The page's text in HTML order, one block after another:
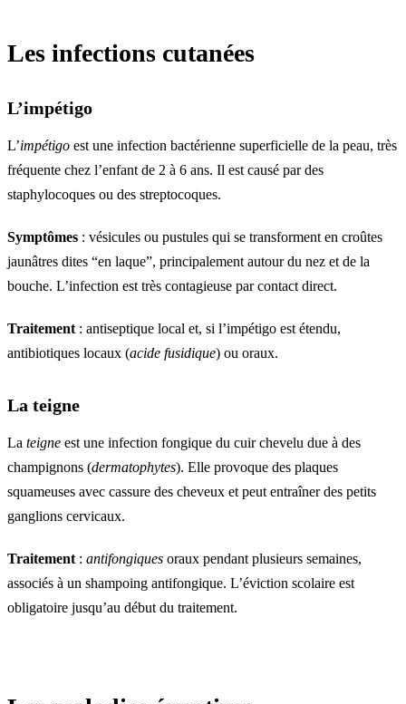
Les infections cutanées
L’impétigo
L’impétigo est une infection bactérienne superficielle de la peau, très
fréquente chez l’enfant de 2 à 6 ans. Il est causé par des
staphylocoques ou des streptocoques.
Symptômes : vésicules ou pustules qui se transforment en croûtes
jaunâtres dites “en laque”, principalement autour du nez et de la
bouche. L’infection est très contagieuse par contact direct.
Traitement : antiseptique local et, si l’impétigo est étendu,
antibiotiques locaux (acide fusidique) ou oraux.
La teigne
La teigne est une infection fongique du cuir chevelu due à des
champignons (dermatophytes). Elle provoque des plaques
squameuses avec cassure des cheveux et peut entraîner des petits
ganglions cervicaux.
Traitement : antifongiques oraux pendant plusieurs semaines,
associés à un shampoing antifongique. L’éviction scolaire est
obligatoire jusqu’au début du traitement.